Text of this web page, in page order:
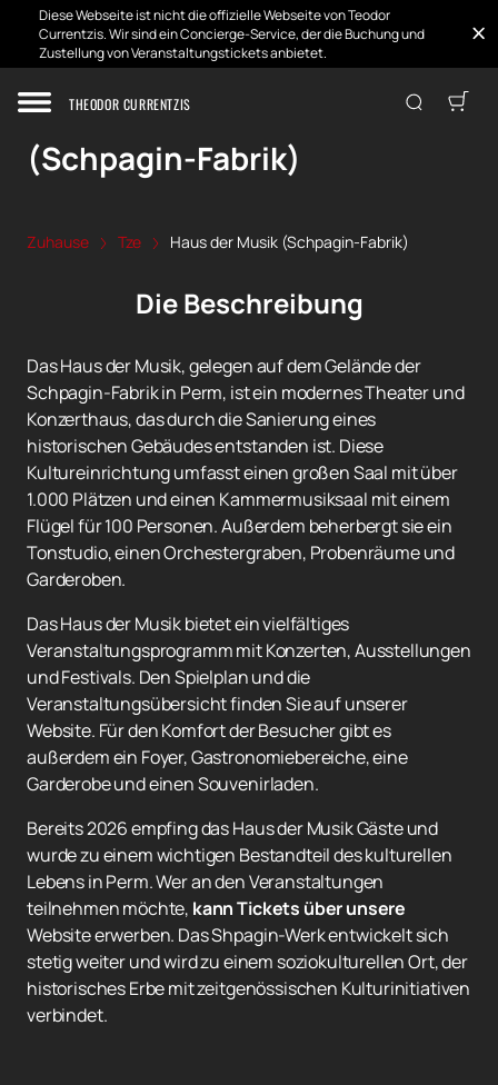
Diese Webseite ist nicht die offizielle Webseite von Teodor
Currentzis. Wir sind ein Concierge-Service, der die Buchung und
Zustellung von Veranstaltungstickets anbietet.
THEODOR CURRENTZIS
Haus der Musik
(Schpagin-Fabrik)
Zuhause Tze Haus der Musik (Schpagin-Fabrik)
Die Beschreibung
Das Haus der Musik, gelegen auf dem Gelände der
Schpagin-Fabrik in Perm, ist ein modernes Theater und
Konzerthaus, das durch die Sanierung eines
historischen Gebäudes entstanden ist. Diese
Kultureinrichtung umfasst einen großen Saal mit über
1.000 Plätzen und einen Kammermusiksaal mit einem
Flügel für 100 Personen. Außerdem beherbergt sie ein
Tonstudio, einen Orchestergraben, Probenräume und
Garderoben.
Das Haus der Musik bietet ein vielfältiges
Veranstaltungsprogramm mit Konzerten, Ausstellungen
und Festivals. Den Spielplan und die
Veranstaltungsübersicht finden Sie auf unserer
Website. Für den Komfort der Besucher gibt es
außerdem ein Foyer, Gastronomiebereiche, eine
Garderobe und einen Souvenirladen.
Bereits 2026 empfing das Haus der Musik Gäste und
wurde zu einem wichtigen Bestandteil des kulturellen
Lebens in Perm. Wer an den Veranstaltungen
teilnehmen möchte, kann Tickets über unsere
Website erwerben. Das Shpagin-Werk entwickelt sich
stetig weiter und wird zu einem soziokulturellen Ort, der
historisches Erbe mit zeitgenössischen Kulturinitiativen
verbindet.